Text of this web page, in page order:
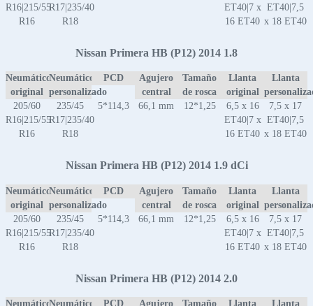
R16|215/55
R16
R17|235/40
R18
ET40|7 x
16 ET40
ET40|7,5
x 18 ET40
Nissan Primera HB (P12) 2014 1.8
Neumático
original
Neumático
personalizado
PCD
Agujero
central
Tamaño
de rosca
Llanta
original
Llanta
205/60
R16|215/55
R16
235/45
R17|235/40
R18
5*114,3 66,1 mm 12*1,25
6,5 x 16
ET40|7 x
16 ET40
7,5 x 17
ET40|7,5
x 18 ET40
Nissan Primera HB (P12) 2014 1.9 dCi
Neumático
original
Neumático
personalizado
PCD
Agujero
central
Tamaño
de rosca
Llanta
original
Llanta
205/60
R16|215/55
R16
235/45
R17|235/40
R18
5*114,3 66,1 mm 12*1,25
6,5 x 16
ET40|7 x
16 ET40
7,5 x 17
ET40|7,5
x 18 ET40
Nissan Primera HB (P12) 2014 2.0
NeumáticoNeumático
PCD
Agujero
Tamaño
Llanta
Llanta